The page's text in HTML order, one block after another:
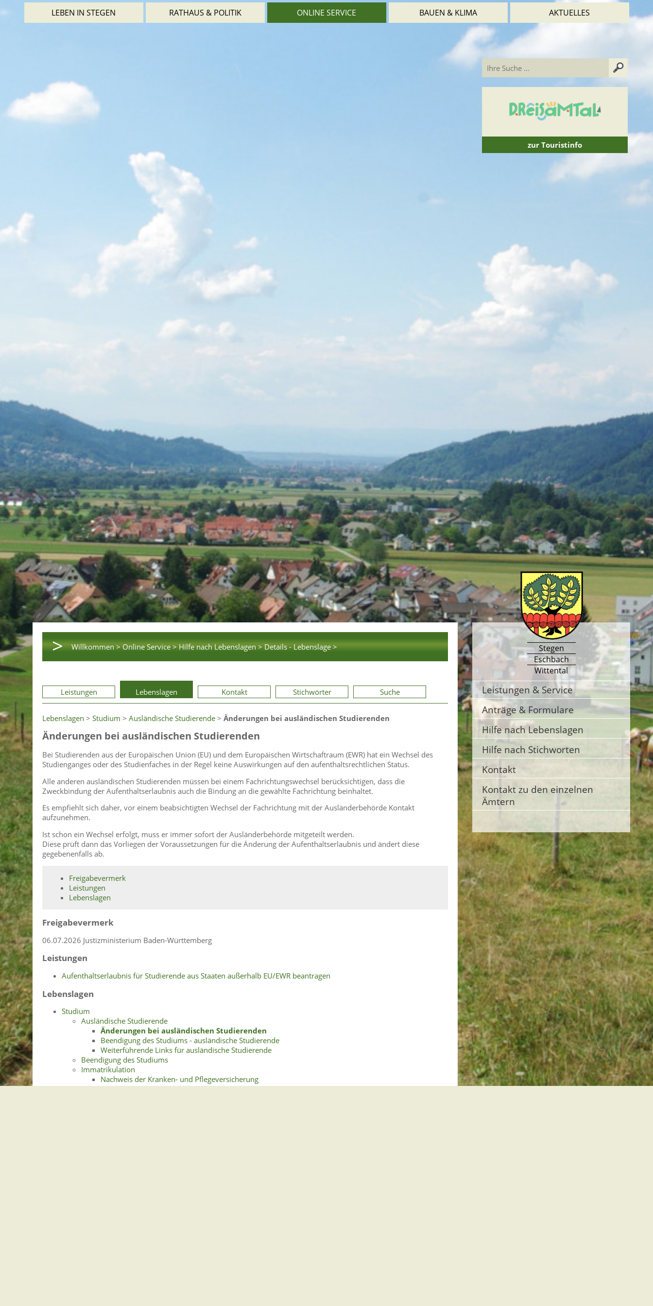
LEBEN IN STEGEN RATHAUS & POLITIK ONLINE SERVICE BAUEN & KLIMA AKTUELLES
zur Touristinfo
> Willkommen > Online Service > Hilfe nach Lebenslagen > Details - Lebenslage >
Leistungen Lebenslagen Kontakt Stichwörter Suche
Lebenslagen > Studium > Ausländische Studierende > Änderungen bei ausländischen Studierenden
Änderungen bei ausländischen Studierenden
Bei Studierenden aus der Europäischen Union (EU) und dem Europäischen Wirtschaftraum (EWR) hat ein Wechsel des
Studienganges oder des Studienfaches in der Regel keine Auswirkungen auf den aufenthaltsrechtlichen Status.
Alle anderen ausländischen Studierenden müssen bei einem Fachrichtungswechsel berücksichtigen, dass die
Zweckbindung der Aufenthaltserlaubnis auch die Bindung an die gewählte Fachrichtung beinhaltet.
Es empfiehlt sich daher, vor einem beabsichtigten Wechsel der Fachrichtung mit der Ausländerbehörde Kontakt
aufzunehmen.
Ist schon ein Wechsel erfolgt, muss er immer sofort der Ausländerbehörde mitgeteilt werden.
Diese prüft dann das Vorliegen der Voraussetzungen für die Änderung der Aufenthaltserlaubnis und ändert diese
gegebenenfalls ab.
Freigabevermerk
Leistungen
Lebenslagen
Freigabevermerk
06.07.2026 Justizministerium Baden-Württemberg
Leistungen
Aufenthaltserlaubnis für Studierende aus Staaten außerhalb EU/EWR beantragen
Lebenslagen
Studium
Ausländische Studierende
Änderungen bei ausländischen Studierenden
Beendigung des Studiums - ausländische Studierende
Weiterführende Links für ausländische Studierende
Beendigung des Studiums
Immatrikulation
Nachweis der Kranken- und Pflegeversicherung
Studienorientierungsverfahren
Stegen
Eschbach
Wittental
Leistungen & Service
Anträge & Formulare
Hilfe nach Lebenslagen
Hilfe nach Stichworten
Kontakt
Kontakt zu den einzelnen
Ämtern